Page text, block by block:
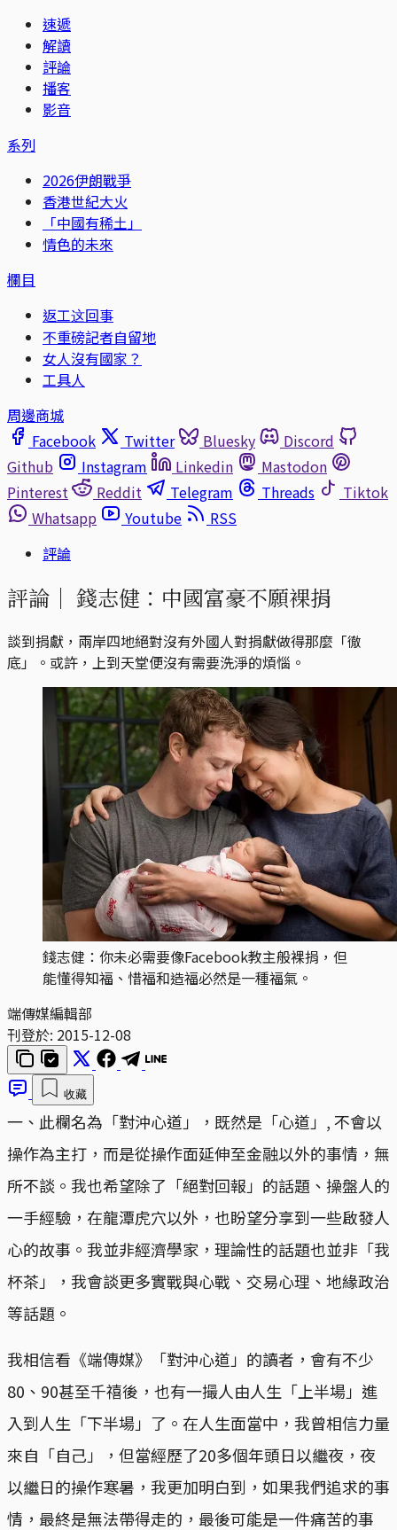
速遞
解讀
評論
播客
影音
系列
2026伊朗戰爭
香港世紀大火
「中國有稀土」
情色的未來
欄目
返工这回事
不重磅記者自留地
女人沒有國家？
工具人
周邊商城
Facebook
Twitter Bluesky
Discord
Github
Instagram Linkedin
Mastodon
Pinterest
Reddit Telegram Threads
Tiktok
Whatsapp
Youtube
RSS
評論
評論｜ 錢志健：中國富豪不願裸捐
談到捐獻，兩岸四地絕對沒有外國人對捐獻做得那麼「徹
底」。或許，上到天堂便沒有需要洗淨的煩惱。
錢志健：你未必需要像Facebook教主般裸捐，但
能懂得知福、惜福和造福必然是一種福氣。
端傳媒編輯部
刊登於: 2015-12-08
收藏
一、此欄名為「對沖心道」，既然是「心道」, 不會以
操作為主打，而是從操作面延伸至金融以外的事情，無
所不談。我也希望除了「絕對回報」的話題、操盤人的
一手經驗，在龍潭虎穴以外，也盼望分享到一些啟發人
心的故事。我並非經濟學家，理論性的話題也並非「我
杯茶」，我會談更多實戰與心戰、交易心理、地緣政治
等話題。
我相信看《端傳媒》「對沖心道」的讀者，會有不少
80、90甚至千禧後，也有一撮人由人生「上半場」進
入到人生「下半場」了。在人生面當中，我曾相信力量
來自「自己」，但當經歷了20多個年頭日以繼夜，夜
以繼日的操作寒暑，我更加明白到，如果我們追求的事
情，最終是無法帶得走的，最後可能是一件痛苦的事